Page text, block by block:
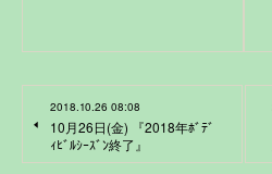
2018.10.26 08:08
10月26日(金) 『2018年ﾎﾞﾃﾞ
ｨﾋﾞﾙｼｰｽﾞﾝ終了』